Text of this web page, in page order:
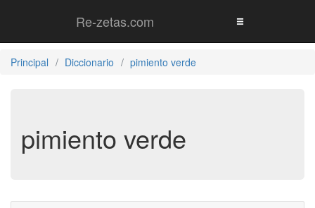
Re-zetas.com
Principal Diccionario pimiento verde
pimiento verde